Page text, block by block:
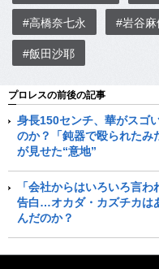
#高橋奈七永 #岩谷麻
#飯田沙耶
プロレスの前後の記事
身長150センチ、華がスゴ
のか？「鈍器で殴られたみ
が見せた“意地”
「会社からはいろいろ言
告白…オカダ・カズチカは
んだのか？